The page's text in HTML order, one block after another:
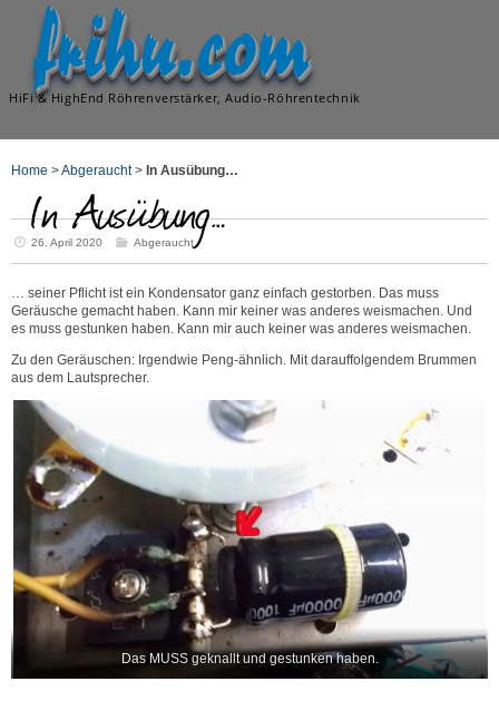
frihu.com
HiFi & HighEnd Röhrenverstärker, Audio-Röhrentechnik
Home >Abgeraucht> In Ausübung…
In Ausübung…
26. April 2020 Abgeraucht
… seiner Pflicht ist ein Kondensator ganz einfach gestorben. Das muss
Geräusche gemacht haben. Kann mir keiner was anderes weismachen. Und
es muss gestunken haben. Kann mir auch keiner was anderes weismachen.
Zu den Geräuschen: Irgendwie Peng-ähnlich. Mit darauffolgendem Brummen
aus dem Lautsprecher.
Das MUSS geknallt und gestunken haben.